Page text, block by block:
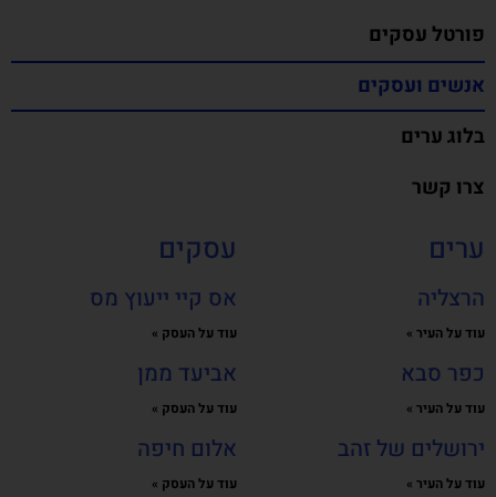
פורטל עסקים
אנשים ועסקים
בלוג ערים
צרו קשר
ערים
הרצליה
עוד על העיר »
כפר סבא
עוד על העיר »
ירושלים של זהב
עוד על העיר »
עסקים
אס קיי ייעוץ מס
עוד על העסק »
אביעד ממן
עוד על העסק »
אלום חיפה
עוד על העסק »